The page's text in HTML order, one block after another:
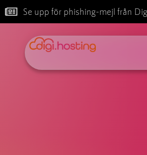
Se upp för phishing-mejl från